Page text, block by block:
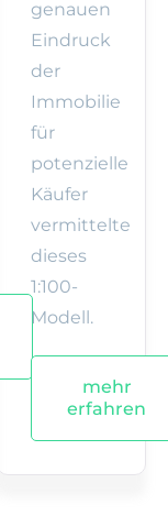
genauen
Eindruck
der
Immobilie
für
potenzielle
Käufer
vermittelte
dieses
1:100-
Modell.
mehr
erfahren